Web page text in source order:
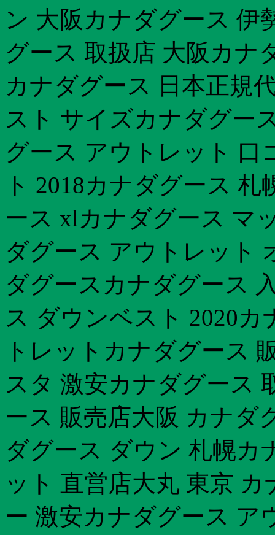
ン 大阪カナダグース 伊
グース 取扱店 大阪カナ
カナダグース 日本正規
スト サイズカナダグー
グース アウトレット 口
ト 2018カナダグース
ース xlカナダグース マ
ダグース アウトレット
ダグースカナダグース
ス ダウンベスト 2020
トレットカナダグース
スタ 激安カナダグース
ース 販売店大阪 カナダ
ダグース ダウン 札幌カ
ット 直営店大丸 東京
ー 激安カナダグース ア